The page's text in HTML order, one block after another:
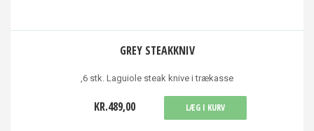
GREY STEAKKNIV
,6 stk. Laguiole steak knive i trækasse
KR.489,00 LÆG I KURV